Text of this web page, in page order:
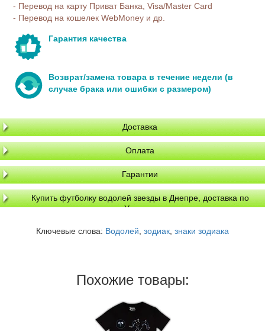
- Перевод на карту Приват Банка, Visa/Master Card
- Перевод на кошелек WebMoney и др.
Гарантия качества
Возврат/замена товара в течение недели (в
случае брака или ошибки с размером)
Доставка
Оплата
Гарантии
Купить футболку водолей звезды в Днепре, доставка по
Украине
Ключевые слова: Водолей, зодиак, знаки зодиака
Похожие товары: